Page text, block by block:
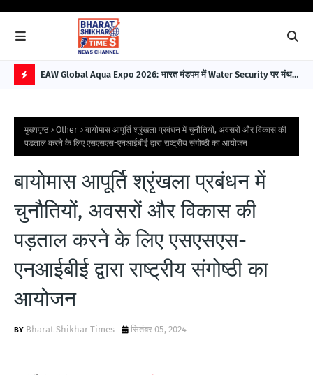
O
P
O
T
S
EAW Global Aqua Expo 2026: भारत मंडपम में Water Security पर मंथन,
मुख्यपृष्ठ Other
बायोमास आपूर्ति श्रृंखला प्रबंधन में चुनौतियों, अवसरों और विकास की
पड़ताल करने के लिए एसएसएस-एनआईबीई द्वारा राष्ट्रीय संगोष्ठी का आयोजन
बायोमास आपूर्ति श्रृंखला प्रबंधन में
चुनौतियों, अवसरों और विकास की
पड़ताल करने के लिए एसएसएस-
एनआईबीई द्वारा राष्ट्रीय संगोष्ठी का
आयोजन
Bharat Shikhar Times सितंबर 05, 2024